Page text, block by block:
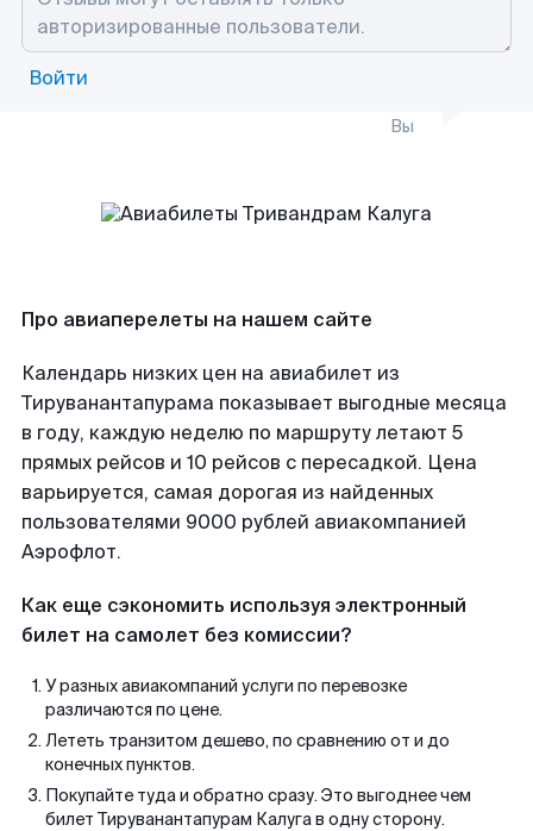
Войти
Вы
Про авиаперелеты на нашем сайте
Календарь низких цен на авиабилет из
Тируванантапурама показывает выгодные месяца
в году, каждую неделю по маршруту летают 5
прямых рейсов и 10 рейсов с пересадкой. Цена
варьируется, самая дорогая из найденных
пользователями 9000 рублей авиакомпанией
Аэрофлот.
Как еще сэкономить используя электронный
билет на самолет без комиссии?
У разных авиакомпаний услуги по перевозке
различаются по цене.
Лететь транзитом дешево, по сравнению от и до
конечных пунктов.
Покупайте туда и обратно сразу. Это выгоднее чем
билет Тируванантапурам Калуга в одну сторону.